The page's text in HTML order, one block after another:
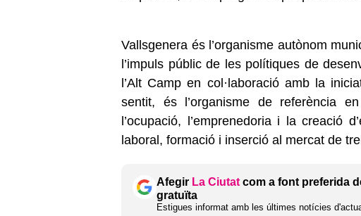
Vallsgenera és l’organisme autònom
l’impuls públic de les polítiques de
l’Alt Camp en col·laboració amb la
sentit, és l’organisme de referència
l’ocupació, l’emprenedoria i la creació
laboral, formació i inserció al mercat de
Afegir La Ciutat com a font preferida
gratuïta
Estigues informat amb les últimes notícies